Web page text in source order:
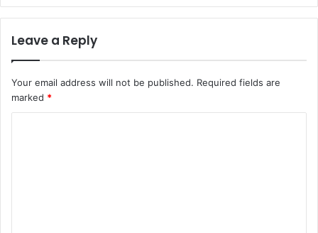
Leave a Reply
Your email address will not be published. Required fields are
marked *